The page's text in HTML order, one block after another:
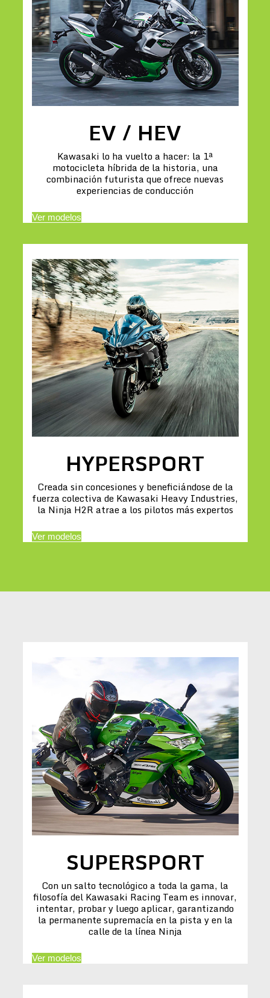
EV / HEV
Kawasaki lo ha vuelto a hacer: la 1ª
motocicleta híbrida de la historia, una
combinación futurista que ofrece nuevas
experiencias de conducción
Ver modelos
HYPERSPORT
Creada sin concesiones y beneficiándose de la
fuerza colectiva de Kawasaki Heavy Industries,
la Ninja H2R atrae a los pilotos más expertos
Ver modelos
SUPERSPORT
Con un salto tecnológico a toda la gama, la
filosofía del Kawasaki Racing Team es innovar,
intentar, probar y luego aplicar, garantizando
la permanente supremacía en la pista y en la
calle de la línea Ninja
Ver modelos